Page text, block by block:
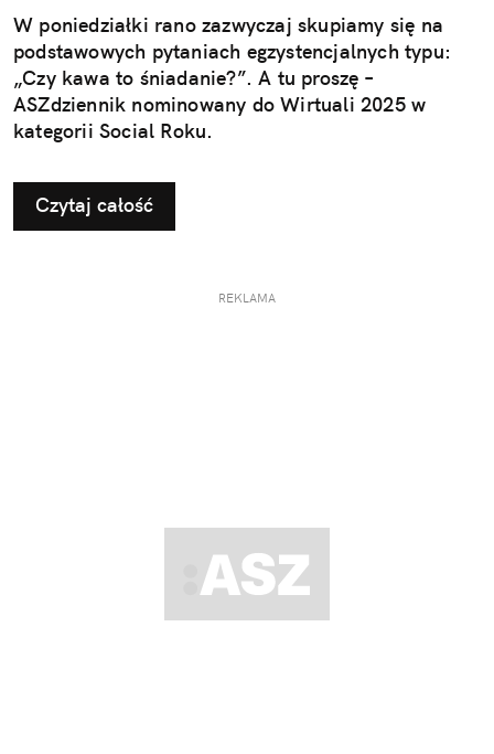
W poniedziałki rano zazwyczaj skupiamy się na
podstawowych pytaniach egzystencjalnych typu:
„Czy kawa to śniadanie?”. A tu proszę –
ASZdziennik nominowany do Wirtuali 2025 w
kategorii Social Roku.
Czytaj całość
REKLAMA